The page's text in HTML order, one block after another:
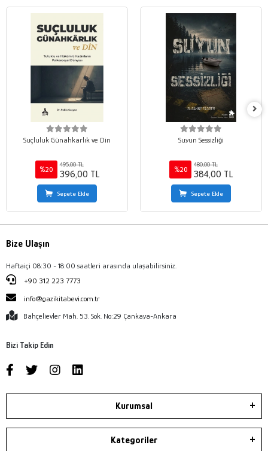
Suçluluk Günahkarlık ve Din
%20
495,00 TL
396,00 TL
Sepete Ekle
Suyun Sessizliği
%20
480,00 TL
384,00 TL
Sepete Ekle
Bize Ulaşın
Haftaiçi 08:30 - 18:00 saatleri arasında ulaşabilirsiniz.
+90 312 223 7773
info@gazikitabevi.com.tr
Bahçelievler Mah. 53. Sok. No:29 Çankaya-Ankara
Bizi Takip Edin
Kurumsal
Kategoriler